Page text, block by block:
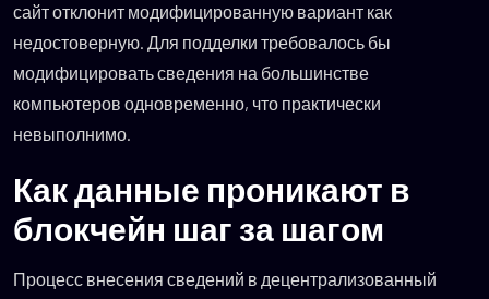
сайт отклонит модифицированную вариант как
недостоверную. Для подделки требовалось бы
модифицировать сведения на большинстве
компьютеров одновременно, что практически
невыполнимо.
Как данные проникают в
блокчейн шаг за шагом
Процесс внесения сведений в децентрализованный